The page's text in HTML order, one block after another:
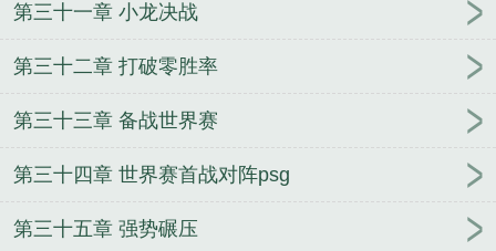
第三十一章 小龙决战
第三十二章 打破零胜率
第三十三章 备战世界赛
第三十四章 世界赛首战对阵psg
第三十五章 强势碾压